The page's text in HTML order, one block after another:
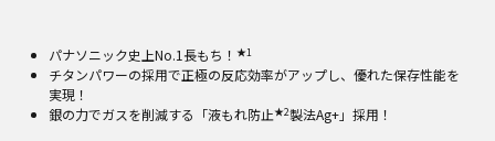
パナソニック史上No.1長もち！ ★1
チタンパワーの採用で正極の反応効率がアップし、優れた保存性能を
実現！
銀の力でガスを削減する「液もれ防止★2製法Ag+」採用！